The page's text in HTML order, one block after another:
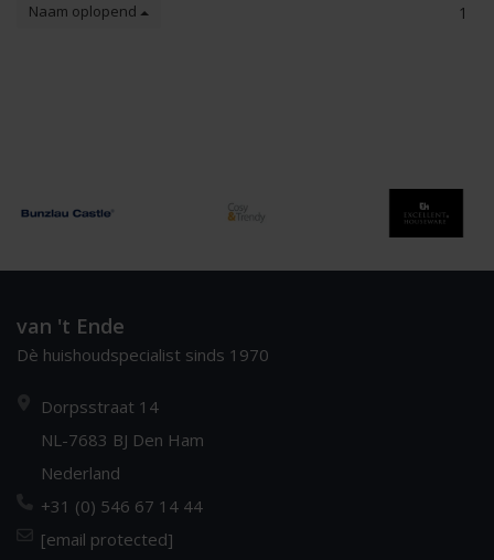
Naam oplopend 1
van 't Ende
Dè huishoudspecialist sinds 1970
Dorpsstraat 14
NL-7683 BJ Den Ham
Nederland
+31 (0) 546 67 14 44
[email protected]